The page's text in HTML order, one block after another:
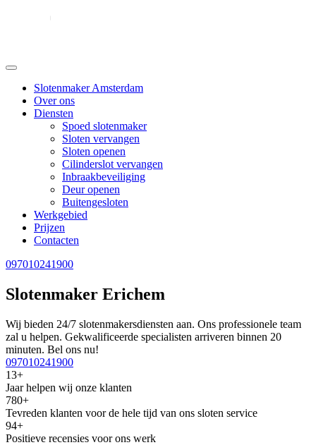
Slotenmaker Amsterdam
Over ons
Diensten
Spoed slotenmaker
Sloten vervangen
Sloten openen
Cilinderslot vervangen
Inbraakbeveiliging
Deur openen
Buitengesloten
Werkgebied
Prijzen
Contacten
097010241900
Slotenmaker Erichem
Wij bieden 24/7 slotenmakersdiensten aan. Ons professionele team
zal u helpen. Gekwalificeerde specialisten arriveren binnen 20
minuten. Bel ons nu!
097010241900
13+
Jaar helpen wij onze klanten
780+
Tevreden klanten voor de hele tijd van ons sloten service
94+
Positieve recensies voor ons werk